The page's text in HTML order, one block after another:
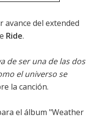
avance del extended
Ride.
de ser una de las dos
el universo se
la canción.
el álbum "Weather